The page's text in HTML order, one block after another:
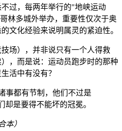
过，每两年举行的"地峡运动
林多城外举办，重要性仅次于奥
文化经验来说明属灵的紧迫性。
技场），并非说只有一个人得救
），而是说：运动员跑步时的那种
活中有没有？
事都有节制，他们不过是
却是要得不能坏的冠冕。
本）